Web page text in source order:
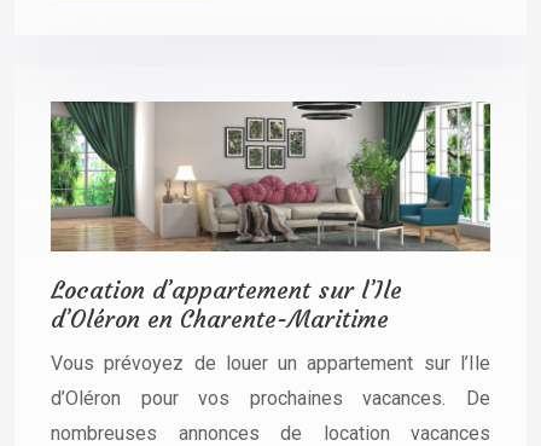
Location d’appartement sur l’Ile
d’Oléron en Charente-Maritime
Vous prévoyez de louer un appartement sur l’Ile
d’Oléron pour vos prochaines vacances. De
nombreuses annonces de location vacances